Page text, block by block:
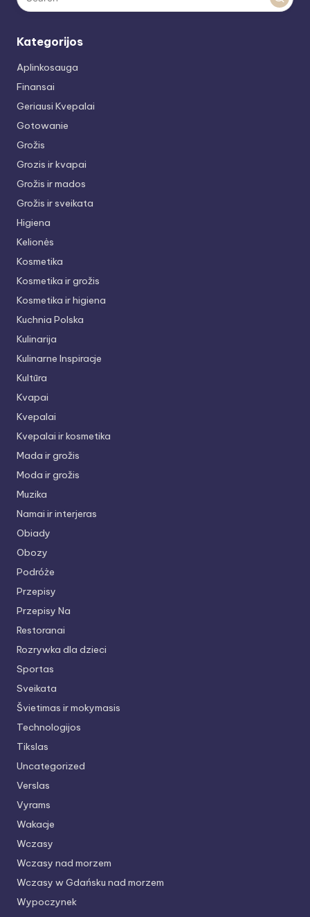
Kategorijos
Aplinkosauga
Finansai
Geriausi Kvepalai
Gotowanie
Grožis
Grozis ir kvapai
Grožis ir mados
Grožis ir sveikata
Higiena
Kelionės
Kosmetika
Kosmetika ir grožis
Kosmetika ir higiena
Kuchnia Polska
Kulinarija
Kulinarne Inspiracje
Kultūra
Kvapai
Kvepalai
Kvepalai ir kosmetika
Mada ir grožis
Moda ir grožis
Muzika
Namai ir interjeras
Obiady
Obozy
Podróże
Przepisy
Przepisy Na
Restoranai
Rozrywka dla dzieci
Sportas
Sveikata
Švietimas ir mokymasis
Technologijos
Tikslas
Uncategorized
Verslas
Vyrams
Wakacje
Wczasy
Wczasy nad morzem
Wczasy w Gdańsku nad morzem
Wypoczynek